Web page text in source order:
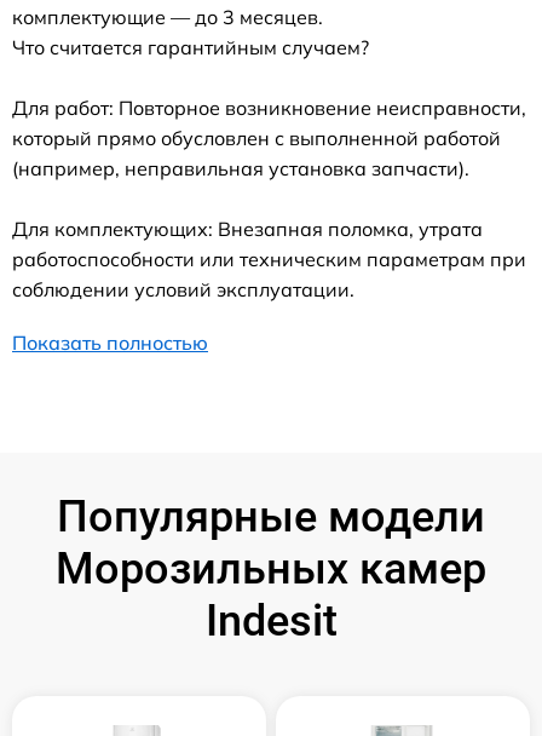
комплектующие — до 3 месяцев.
Что считается гарантийным случаем?
Для работ: Повторное возникновение неисправности,
который прямо обусловлен с выполненной работой
(например, неправильная установка запчасти).
Для комплектующих: Внезапная поломка, утрата
работоспособности или техническим параметрам при
соблюдении условий эксплуатации.
Показать полностью
Популярные модели
Морозильных камер
Indesit